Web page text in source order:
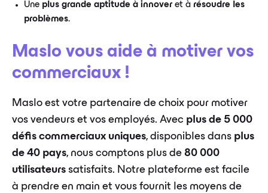
Une plus grande aptitude à innover et à résoudre les
problèmes.
Maslo vous aide à motiver vos
commerciaux !
Maslo est votre partenaire de choix pour motiver
vos vendeurs et vos employés. Avec plus de 5 000
défis commerciaux uniques, disponibles dans plus
de 40 pays, nous comptons plus de 80 000
utilisateurs satisfaits. Notre plateforme est facile
à prendre en main et vous fournit les moyens de